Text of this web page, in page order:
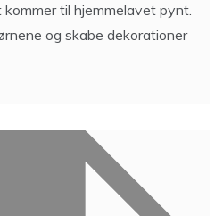
til hjemmelavet pynt.
og skabe dekorationer